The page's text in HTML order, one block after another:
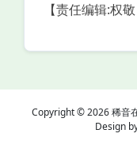
【责任编辑:权敬
Copyright © 2026 稀音
Design